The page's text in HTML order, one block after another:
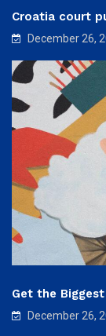
Croatia court
December 26,
Get the
December 26,